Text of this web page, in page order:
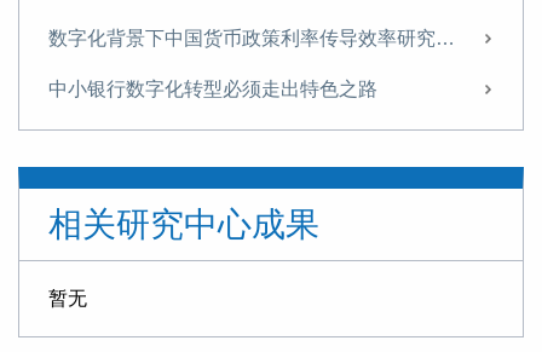
数字化背景下中国货币政策利率传导效率研究——来自数字消费信贷市场的微观证据
中小银行数字化转型必须走出特色之路
金融科技赋能小微贷款长效机制
推动数字经济持续健康发展
金融科技赋能小微贷款长效机制
以统一资本市场助力统一大市场建设
相关研究中心成果
暂无